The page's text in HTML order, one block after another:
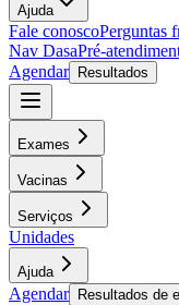
Ajuda
Fale conoscoPerguntas
Nav DasaPré-
Agendar
Resultados
Exames
Vacinas
Serviços
Unidades
Ajuda
Agendar Resultados de